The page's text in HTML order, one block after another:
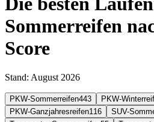
Sommerreifen
Score
Stand: August 2026
PKW-Sommerreifen443 PKW-
PKW-Ganzjahresreifen116 SUV-